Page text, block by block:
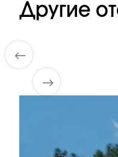
Другие